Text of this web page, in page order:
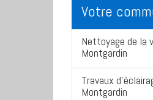
Votre
Nettoyage de la
Montgardin
Travaux
Montgardin